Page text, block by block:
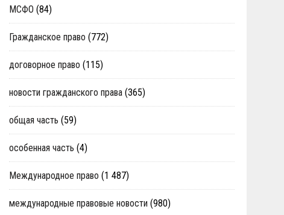
МСФО (84)
Гражданское право (772)
договорное право (115)
новости гражданского права (365)
общая часть (59)
особенная часть (4)
Международное право (1 487)
международные правовые новости (980)